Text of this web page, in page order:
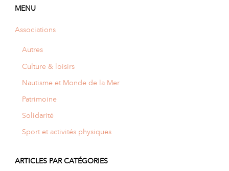
MENU
Associations
Autres
Culture & loisirs
Nautisme et Monde de la Mer
Patrimoine
Solidarité
Sport et activités physiques
ARTICLES PAR CATÉGORIES